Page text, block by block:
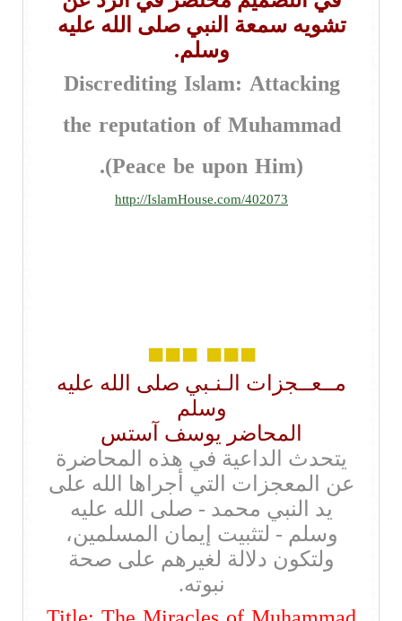
تشويه سمعة النبي صلى الله عليه
وسلم.
Discrediting Islam: Attacking
the reputation of Muhammad
(Peace be upon Him).
http://IslamHouse.com/402073
■■■
■■■
مــعــجزات الـنـبي صلى الله عليه
وسلم
المحاضر يوسف آستس
يتحدث الداعية في هذه المحاضرة
عن المعجزات التي أجراها الله على
يد النبي محمد - صلى الله عليه
وسلم - لتثبيت إيمان المسلمين،
ولتكون دلالة لغيرهم على صحة
نبوته.